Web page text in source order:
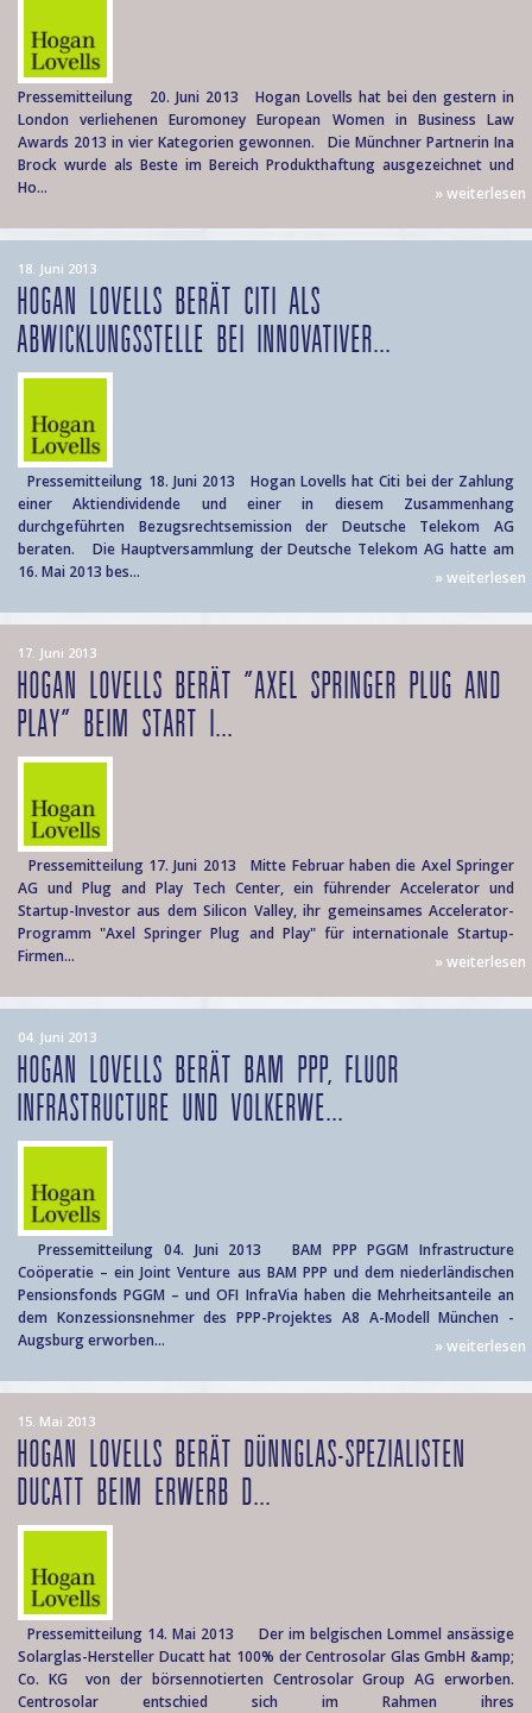
Pressemitteilung 20. Juni 2013 Hogan Lovells hat bei den gestern in
London verliehenen Euromoney European Women in Business Law
Awards 2013 in vier Kategorien gewonnen. Die Münchner Partnerin Ina
Brock wurde als Beste im Bereich Produkthaftung ausgezeichnet und
Ho...
» weiterlesen
18. Juni 2013
HOGAN LOVELLS BERÄT CITI ALS
ABWICKLUNGSSTELLE BEI INNOVATIVER...
Pressemitteilung 18. Juni 2013 Hogan Lovells hat Citi bei der Zahlung
einer Aktiendividende und einer in diesem Zusammenhang
durchgeführten Bezugsrechtsemission der Deutsche Telekom AG
beraten. Die Hauptversammlung der Deutsche Telekom AG hatte am
16. Mai 2013 bes...
» weiterlesen
17. Juni 2013
HOGAN LOVELLS BERÄT "AXEL SPRINGER PLUG AND
PLAY" BEIM START I...
Pressemitteilung 17. Juni 2013 Mitte Februar haben die Axel Springer
AG und Plug and Play Tech Center, ein führender Accelerator und
Startup-Investor aus dem Silicon Valley, ihr gemeinsames Accelerator-
Programm "Axel Springer Plug and Play" für internationale Startup-
Firmen...
» weiterlesen
04. Juni 2013
HOGAN LOVELLS BERÄT BAM PPP, FLUOR
INFRASTRUCTURE UND VOLKERWE...
Pressemitteilung 04. Juni 2013 BAM PPP PGGM Infrastructure
Coöperatie – ein Joint Venture aus BAM PPP und dem niederländischen
Pensionsfonds PGGM – und OFI InfraVia haben die Mehrheitsanteile an
dem Konzessionsnehmer des PPP-Projektes A8 A-Modell München -
Augsburg erworben...
» weiterlesen
15. Mai 2013
HOGAN LOVELLS BERÄT DÜNNGLAS-SPEZIALISTEN
DUCATT BEIM ERWERB D...
Pressemitteilung 14. Mai 2013 Der im belgischen Lommel ansässige
Solarglas-Hersteller Ducatt hat 100% der Centrosolar Glas GmbH &amp;
Co. KG von der börsennotierten Centrosolar Group AG erworben.
Centrosolar entschied sich im Rahmen ihres